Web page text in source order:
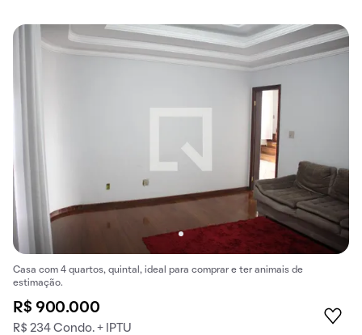
Casa com 4 quartos, quintal, ideal para comprar e ter animais de
estimação.
R$ 900.000
R$ 234 Condo. + IPTU